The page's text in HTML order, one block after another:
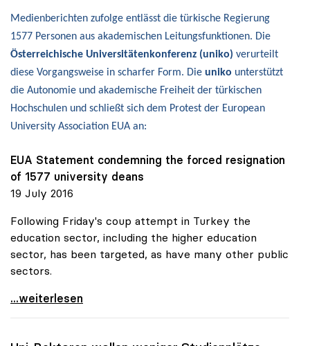
Medienberichten zufolge entlässt die türkische Regierung
1577 Personen aus akademischen Leitungsfunktionen. Die
Österreichische Universitätenkonferenz (uniko) verurteilt
diese Vorgangsweise in scharfer Form. Die uniko unterstützt
die Autonomie und akademische Freiheit der türkischen
Hochschulen und schließt sich dem Protest der European
University Association EUA an:
EUA Statement condemning the forced resignation
of 1577 university deans
19 July 2016
Following Friday's coup attempt in Turkey the
education sector, including the higher education
sector, has been targeted, as have many other public
sectors.
uniko verurteilt Entlassungen an türkischen
...weiterlesen